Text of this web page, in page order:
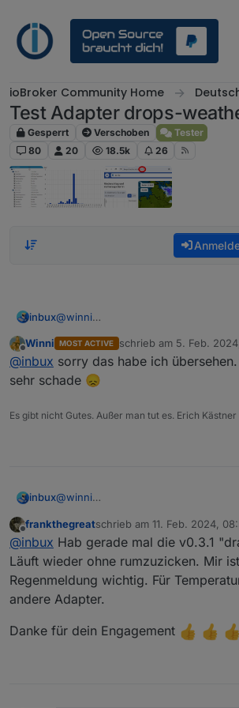
ioBroker Community Home
Test Adapter drops-
Gesperrt Verschoben
Tester
80
20 18.5k 26
inbux@winni
keine Temperaturdaten mehr....
Offline
Winni MOST ACTIVE schrieb am 5. Feb.
zuletzt editiert von
@inbux sorry das habe ich
sehr schade 😞
Es gibt nicht Gutes. Außer man tut es. Erich Kästner
inbux@winni
keine Temperaturdaten mehr....
Offline
frankthegreatschrieb am 11. Feb. 2024,
zuletzt editiert von
@inbux Hab gerade mal die v0.3.1
Läuft wieder ohne rumzuzicken. Mir
Regenmeldung wichtig. Für
andere Adapter.
Danke für dein Engagement